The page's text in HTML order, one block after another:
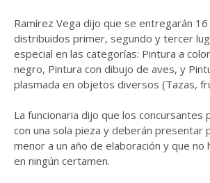
Ramírez Vega dijo que se entregarán
distribuidos primer, segundo y tercer
especial en las categorías: Pintura a
negro, Pintura con dibujo de aves, y
plasmada en objetos diversos (Tazas,
La funcionaria dijo que los concursantes
con una sola pieza y deberán presentar
menor a un año de elaboración y que no
en ningún certamen.